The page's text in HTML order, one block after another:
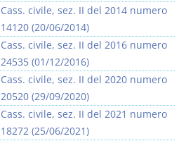
Cass. civile, sez. II del 2014 numero
14120 (20/06/2014)
Cass. civile, sez. II del 2016 numero
24535 (01/12/2016)
Cass. civile, sez. II del 2020 numero
20520 (29/09/2020)
Cass. civile, sez. II del 2021 numero
18272 (25/06/2021)